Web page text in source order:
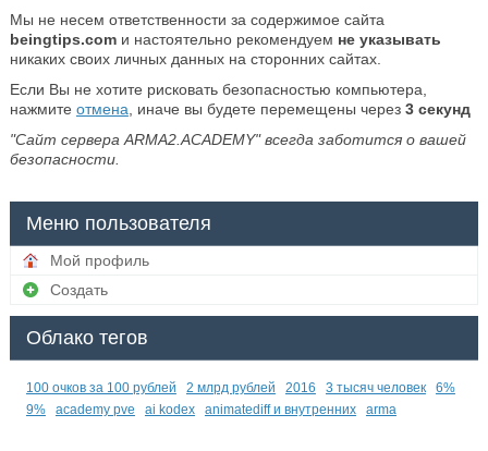
Мы не несем ответственности за содержимое сайта
beingtips.comи настоятельно рекомендуем не указывать
никаких своих личных данных на сторонних сайтах.
Если Вы не хотите рисковать безопасностью компьютера,
нажмите отмена , иначе вы будете перемещены через 3секунд
"Сайт сервера ARMA2.ACADEMY" всегда заботится о вашей
безопасности.
Меню пользователя
Мой профиль
Создать
Облако тегов
100 очков за 100 рублей 2 млрд рублей 2016 3 тысяч человек
6%
9%
academy pve ai kodex animatediff и внутренних arma